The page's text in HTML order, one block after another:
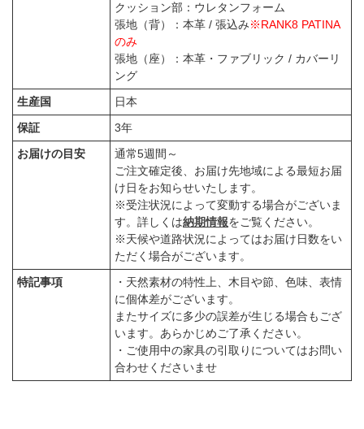
クッション部：ウレタンフォーム
張地（背）：本革 / 張込み※RANK8 PATINA
のみ
張地（座）：本革・ファブリック / カバーリ
ング
生産国
日本
保証
3年
お届けの目安
通常5週間～
ご注文確定後、お届け先地域による最短お届
け日をお知らせいたします。
※受注状況によって変動する場合がございま
す。詳しくは納期情報をご覧ください。
※天候や道路状況によってはお届け日数をい
ただく場合がございます。
特記事項
・天然素材の特性上、木目や節、色味、表情
に個体差がございます。
またサイズに多少の誤差が生じる場合もござ
います。あらかじめご了承ください。
・ご使用中の家具の引取りについてはお問い
合わせくださいませ